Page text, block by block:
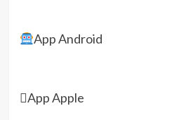
App Android
App Apple